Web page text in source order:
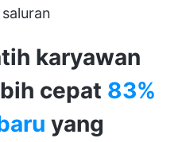
karyawan
cepat 83%
yang